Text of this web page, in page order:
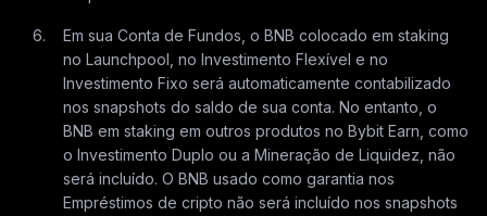
Em sua Conta de Fundos, o BNB colocado em staking
no Launchpool, no Investimento Flexível e no
Investimento Fixo será automaticamente contabilizado
nos snapshots do saldo de sua conta. No entanto, o
BNB em staking em outros produtos no Bybit Earn, como
o Investimento Duplo ou a Mineração de Liquidez, não
será incluído. O BNB usado como garantia nos
Empréstimos de cripto não será incluído nos snapshots